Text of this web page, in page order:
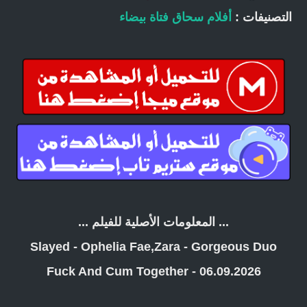
التصنيفات : أفلام سحاق فتاة بيضاء
... المعلومات الأصلية للفيلم ...
Slayed - Ophelia Fae,Zara - Gorgeous Duo
Fuck And Cum Together - 06.09.2026